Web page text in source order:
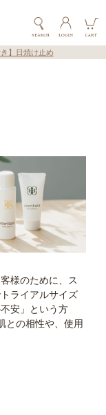
き】日焼け止め
様のために、ス
ライアルサイズ
安」という方
との相性や、使用